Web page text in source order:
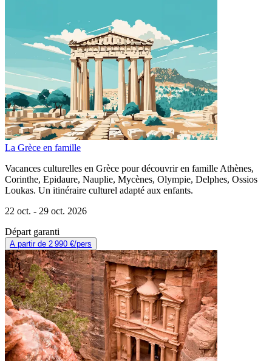
La Grèce en famille
Vacances culturelles en Grèce pour découvrir en famille Athènes,
Corinthe, Epidaure, Nauplie, Mycènes, Olympie, Delphes, Ossios
Loukas. Un itinéraire culturel adapté aux enfants.
22 oct. - 29 oct. 2026
Départ garanti
A partir de 2 990 €/pers